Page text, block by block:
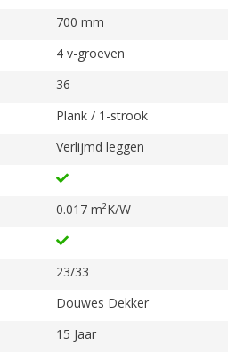
700 mm
4 v-groeven
36
Plank / 1-strook
Verlijmd leggen
0.017 m²K/W
23/33
Douwes Dekker
15 Jaar